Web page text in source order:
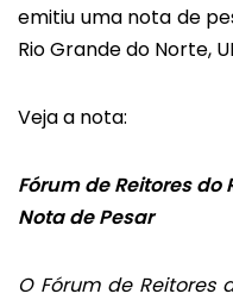
emitiu uma nota de
Rio Grande do Norte,
Veja a nota:
Fórum de Reitores do
Nota de Pesar
O Fórum de Reitores